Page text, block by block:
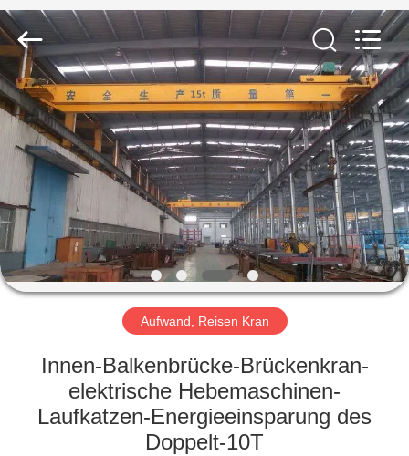
HAUS
PRODUKTE
ÜBER
UNS
FABRIK-
AUSFLUG
QUALITÄTSKONTROLLE
Silence
Industry
Co.,
Ltd..
All
Rights
Reserved.
Aufwand, Reisen Kran
Innen-Balkenbrücke-Brückenkran-
elektrische Hebemaschinen-
Laufkatzen-Energieeinsparung des
Doppelt-10T